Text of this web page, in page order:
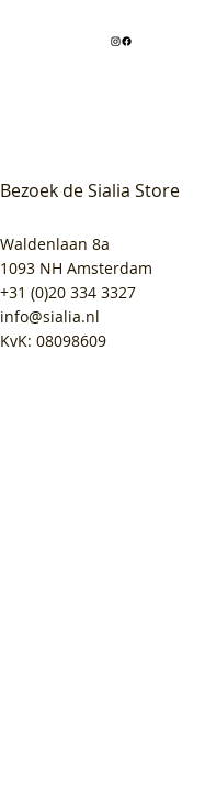
Bezoek de Sialia Store
Waldenlaan 8a
1093 NH Amsterdam
+31 (0)20 334 3327
info@sialia.nl
KvK: 08098609